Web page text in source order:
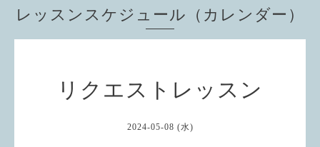
レッスンスケジュール（カレンダー）
リクエストレッスン
2024-05-08 (水)